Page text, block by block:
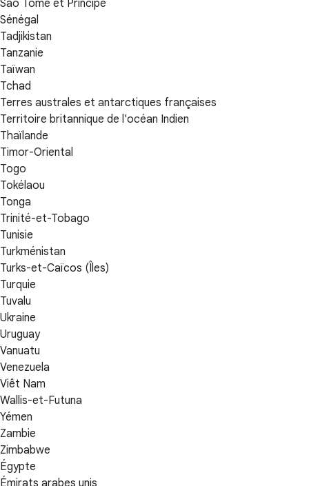
São Tomé et Príncipe
Sénégal
Tadjikistan
Tanzanie
Taïwan
Tchad
Terres australes et antarctiques françaises
Territoire britannique de l'océan Indien
Thaïlande
Timor-Oriental
Togo
Tokélaou
Tonga
Trinité-et-Tobago
Tunisie
Turkménistan
Turks-et-Caïcos (Îles)
Turquie
Tuvalu
Ukraine
Uruguay
Vanuatu
Venezuela
Viêt Nam
Wallis-et-Futuna
Yémen
Zambie
Zimbabwe
Égypte
Émirats arabes unis